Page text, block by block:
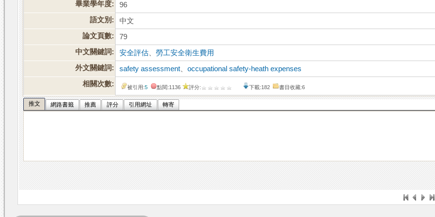
畢業學年度:
96
語文別:
中文
論文頁數:
79
中文關鍵詞:
安全評估 、勞工安全衛生費用
外文關鍵詞:
safety assessment 、occupational safety-heath expenses
相關次數:
被引用:5 點閱:1136 評分: 下載:182 書目收藏:6
推文 網路書籤 推薦 評分 引用網址 轉寄